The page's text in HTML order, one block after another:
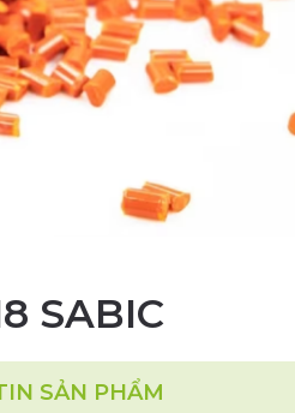
SABIC
SẢN PHẨM